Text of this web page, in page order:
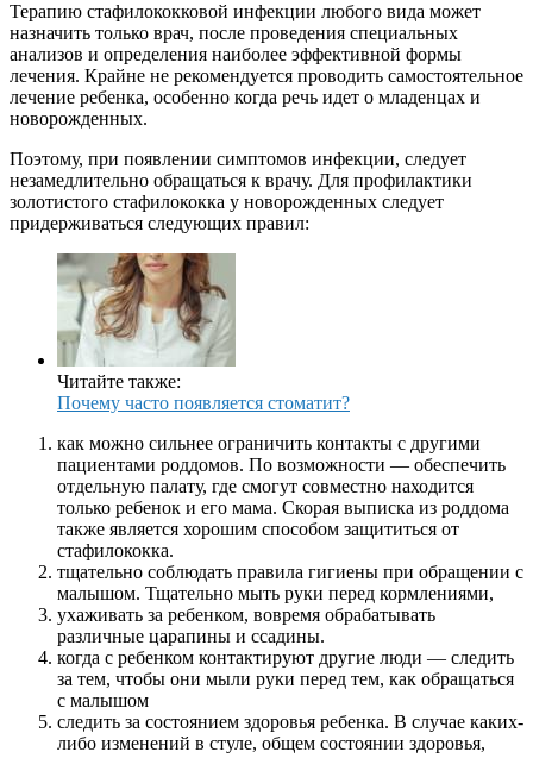
Терапию стафилококковой инфекции любого вида может
назначить только врач, после проведения специальных
анализов и определения наиболее эффективной формы
лечения. Крайне не рекомендуется проводить самостоятельное
лечение ребенка, особенно когда речь идет о младенцах и
новорожденных.
Поэтому, при появлении симптомов инфекции, следует
незамедлительно обращаться к врачу. Для профилактики
золотистого стафилококка у новорожденных следует
придерживаться следующих правил:
Читайте также:
Почему часто появляется стоматит?
как можно сильнее ограничить контакты с другими
пациентами роддомов. По возможности — обеспечить
отдельную палату, где смогут совместно находится
только ребенок и его мама. Скорая выписка из роддома
также является хорошим способом защититься от
стафилококка.
тщательно соблюдать правила гигиены при обращении с
малышом. Тщательно мыть руки перед кормлениями,
ухаживать за ребенком, вовремя обрабатывать
различные царапины и ссадины.
когда с ребенком контактируют другие люди — следить
за тем, чтобы они мыли руки перед тем, как обращаться
с малышом
следить за состоянием здоровья ребенка. В случае каких-
либо изменений в стуле, общем состоянии здоровья,